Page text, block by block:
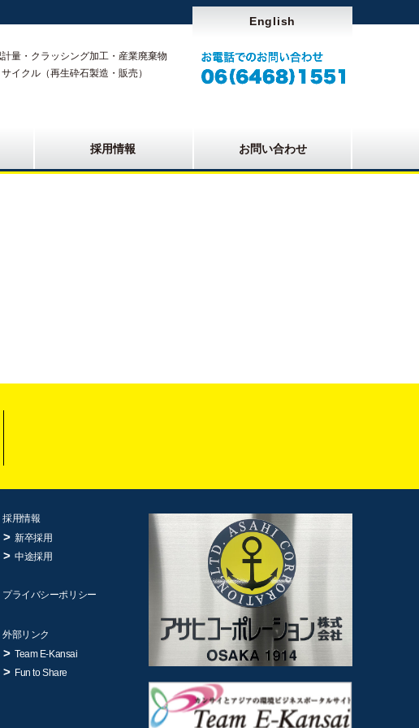
English
量・クラッシング加工・産業廃棄物
イクル（再生砕石製造・販売）
採用情報 お問い合わせ
採用情報
新卒採用
中途採用
プライバシーポリシー
外部リンク
Team E-Kansai
Fun to Share